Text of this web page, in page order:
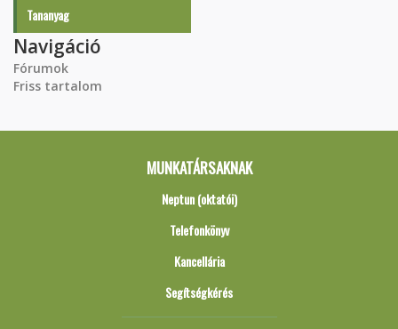
Tananyag
Navigáció
Fórumok
Friss tartalom
MUNKATÁRSAKNAK
Neptun (oktatói)
Telefonkönyv
Kancellária
Segítségkérés